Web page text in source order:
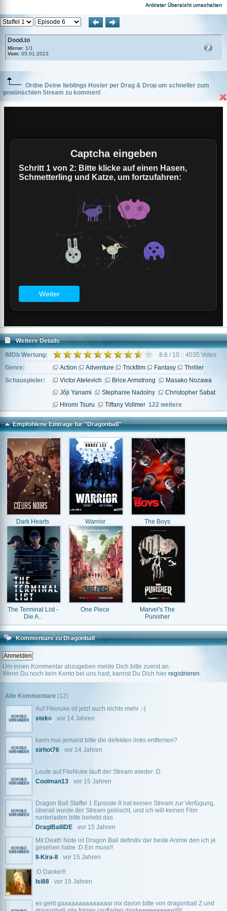
Anbieter Übersicht umschalten
Dood.to
Mirror: 1/1
Vom: 05.01.2023
Ordne Deine lieblings Hoster per Drag & Drop um schneller zum
gewünschten Stream zu kommen!
Weitere Details
IMDb Wertung:
8.6 / 10 :: 4035 Votes
Genre:
Action Adventure Trickfilm Fantasy
Thriller
Schauspieler:
Victor Atelevich Brice Armstrong
Masako Nozawa
Jôji Yanami
Stephanie Nadolny
Christopher Sabat
Hiromi Tsuru
Tiffany Vollmer 122 weitere
Empfohlene Einträge für "Dragonball"
Dark Hearts Warrior The Boys
The Terminal List -
Die A..
One Piece
Marvel's The
Punisher
Kommentare zu Dragonball
Um einen Kommentar abzugeben melde Dich bitte zuerst an.
Wenn Du noch kein Konto bei uns hast, kannst Du Dich hier registrieren.
Alle Kommentare (12)
Auf Filenuke ist jetzt auch nichts mehr :-(
steko
vor 14 Jahren
kann mal jemand bitte die defekten links entfernen?
sirhot76
vor 14 Jahren
Leute auf FileNuke läuft der Stream wieder :D
Coolman13
vor 15 Jahren
Dragon Ball Staffel 1 Episode 8 hat keinen Stream zur Verfügung,
überall wurde der Stream gelöscht, und ich will keinen Film
runterladen bitte behebt das
DragiBalliDE
vor 15 Jahren
Mit Death Note ist Dragon Ball definitiv der beste Anime den ich je
gesehen habe :D Ein muss!!
II-Kira-II
vor 15 Jahren
:D Danke!!!
Isi88
vor 15 Jahren
es geht gaaaaaaaaaaaaaar nix davon bitte von dragonball Z und